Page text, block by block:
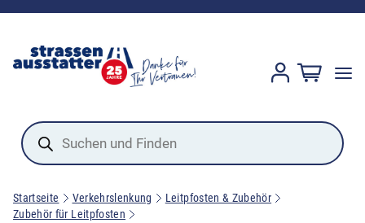
Products
search
Startseite Verkehrslenkung
Leitpfosten & Zubehör
Zubehör für Leitpfosten